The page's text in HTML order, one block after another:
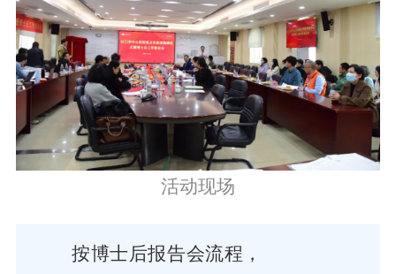
活动现场
按博士后报告会流程，